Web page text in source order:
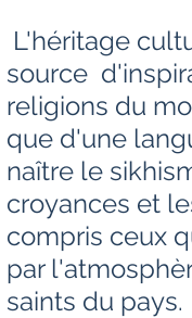
source
religions du
que d'une
naître le
croyances et
compris ceux
par
saints du pays.